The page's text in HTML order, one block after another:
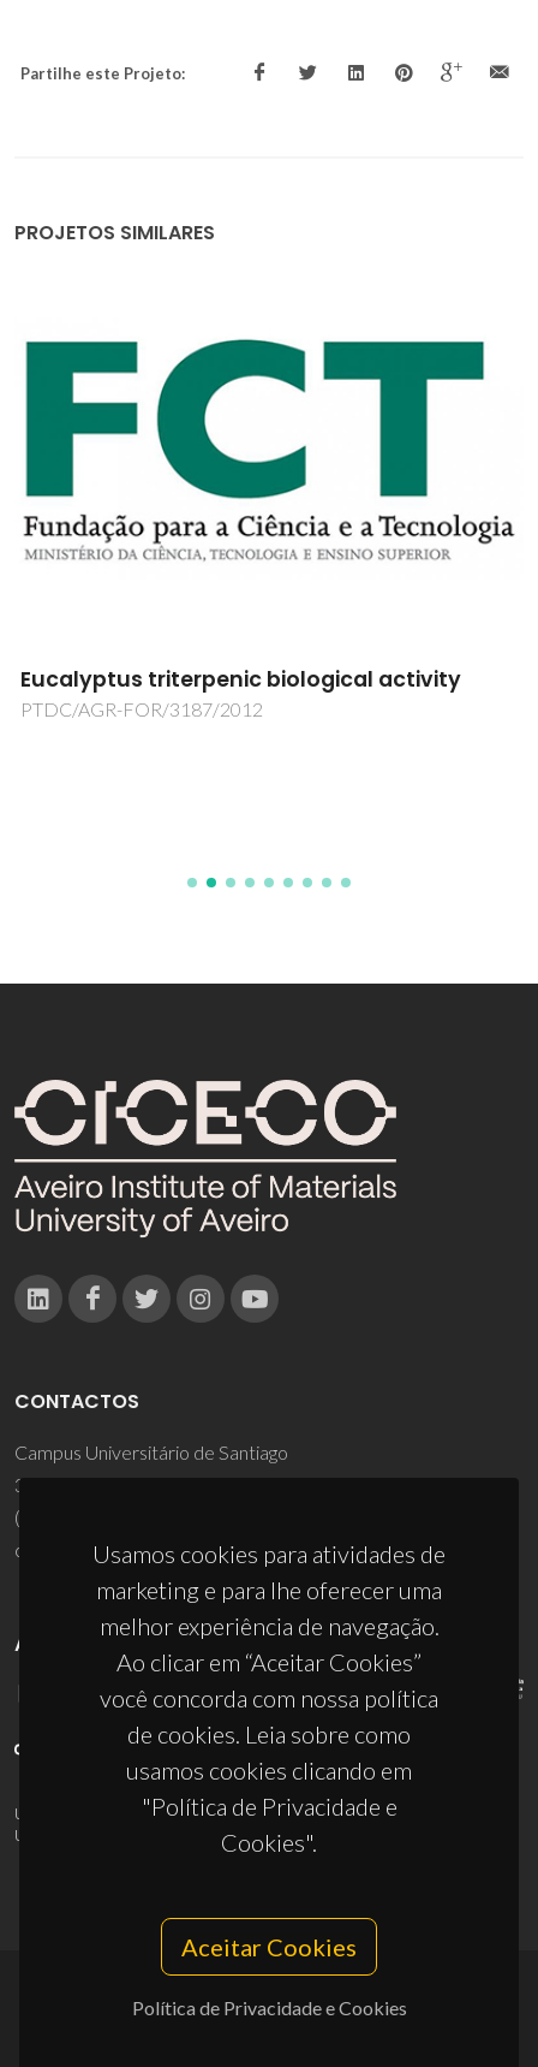
Partilhe este Projeto:
PROJETOS SIMILARES
Eucalyptus triterpenic biological activity
PTDC/AGR-FOR/3187/2012
Usamos cookies para atividades de
marketing e para lhe oferecer uma
melhor experiência de navegação.
Ao clicar em “Aceitar Cookies”
você concorda com nossa política
de cookies. Leia sobre como
usamos cookies clicando em
"Política de Privacidade e
Cookies".
Aceitar Cookies
Política de Privacidade e Cookies
CONTACTOS
Campus Universitário de Santiago
3810-193 Aveiro - Portugal
(+351) 234 370 200
ciceco@ua.pt
APOIOS
UID/PRR/50011/2025(DOI:10.54499/UID/PRR/50011/2025
UID/PRR2/50011/2025
10.54499/UID/PRR2/50011/2025
© 2026, CICECO